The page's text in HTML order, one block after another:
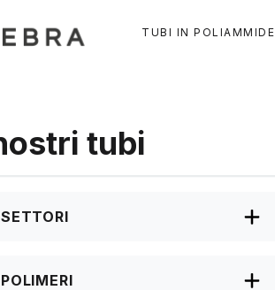
TUBI IN POLIAMMIDE
tubi
SETTORI
POLIMERI